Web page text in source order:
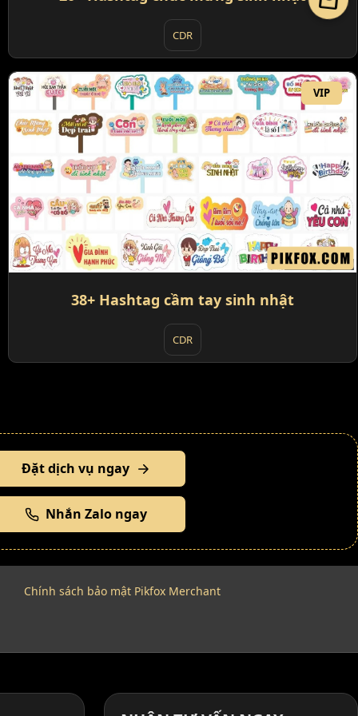
CDR
VIP
38+ Hashtag cầm tay sinh nhật
CDR
Đặt dịch vụ ngay
Nhắn Zalo ngay
Chính sách bảo mật Pikfox Merchant